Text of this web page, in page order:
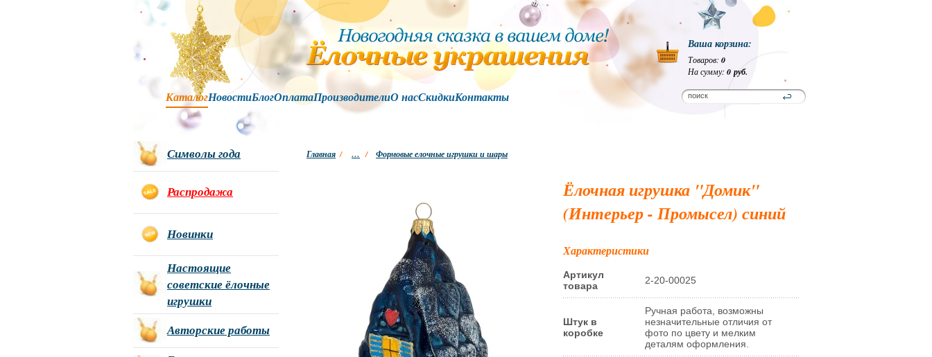
Ваша корзина:
Товаров: 0
На сумму: 0 руб.
КаталогНовостиБлогОплатаПроизводителиО насСкидкиКонтакты
Главная / … / Формовые елочные игрушки и шары
Ёлочная игрушка "Домик"
(Интерьер - Промысел) синий
Характеристики
Артикул
товара
2-20-00025
Штук в
коробке
Ручная работа, возможны
незначительные отличия от
фото по цвету и мелким
деталям оформления.
Символы года
Распродажа
Новинки
Настоящие
советские ёлочные
игрушки
Авторские работы